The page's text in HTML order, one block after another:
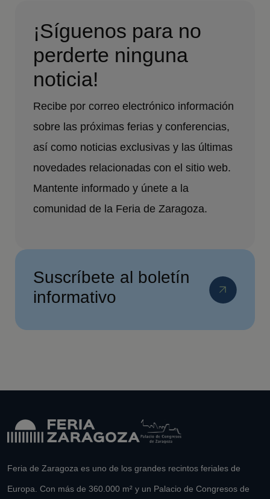
¡Síguenos para no
perderte ninguna
noticia!
Recibe por correo electrónico información
sobre las próximas ferias y conferencias,
así como noticias exclusivas y las últimas
novedades relacionadas con el sitio web.
Mantente informado y únete a la
comunidad de la Feria de Zaragoza.
Suscríbete al boletín
informativo
Feria de Zaragoza es uno de los grandes recintos feriales de
Europa. Con más de 360.000 m² y un Palacio de Congresos de